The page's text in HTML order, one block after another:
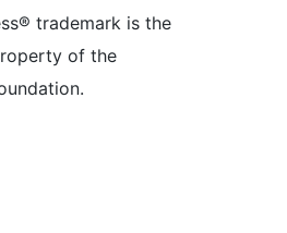
trademark is the
of the